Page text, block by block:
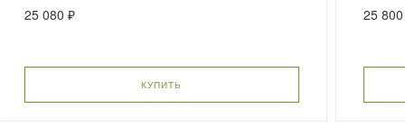
25 080 ₽
КУПИТЬ
25